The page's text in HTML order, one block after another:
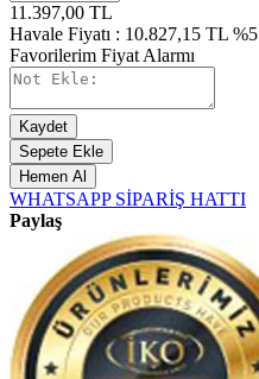
11.397,00 TL
Havale Fiyatı : 10.827,15 TL %5
Favorilerim Fiyat Alarmı
Kaydet
Sepete Ekle
Hemen Al
WHATSAPP SİPARİŞ HATTI
Paylaş